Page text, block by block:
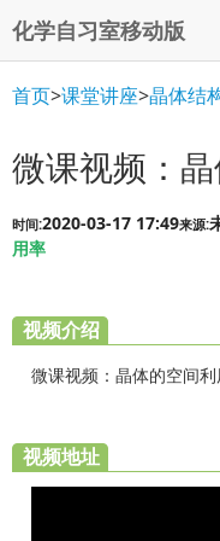
化学自习室移动版
首页>课堂讲座>晶体结
微课视频：
时间:2020-03-17 17:49来源:
用率
视频介绍
微课视频：晶体的空间利
视频地址